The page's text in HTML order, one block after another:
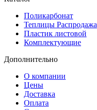
Поликарбонат
Теплицы Распродажа
Пластик листовой
Комплектующие
Дополнительно
О компании
Цены
Доставка
Оплата